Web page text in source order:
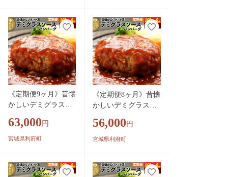
おかず 惣菜 個包装
簡単 湯せん レンチ
ン 洋食 湯煎 個別包
装 小分 お弁当 便利
レンジ お試し]
おかず 惣菜 個包装
簡単 湯せん レンチン
洋食 湯煎 個別包装
小分 お弁当 便利 レ
ンジ お試し]
《定期便9ヶ月》昔懐
かしいデミグラスソ
g×8個)×9回 惣菜 お
かず 肉 洋食 お試し
かず 惣菜 個包装 簡
63,000 円
宮城県利府町
《定期便8ヶ月》昔懐
かしいデミグラスソ
g×8個)×8回 惣菜 おか
ず 肉 洋食 お試し 簡
ず 惣菜 個包装 簡単
56,000 円
宮城県利府町